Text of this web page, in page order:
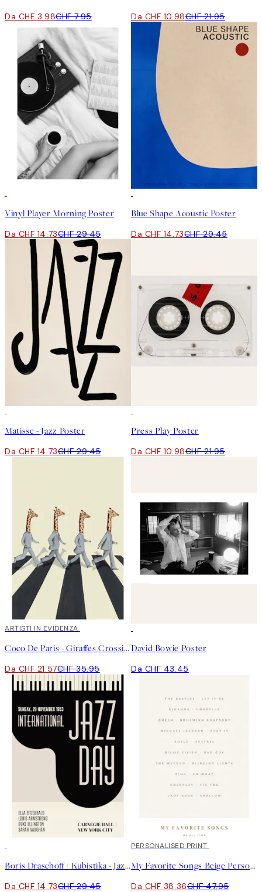
Da CHF 3.98CHF 7.95 Da CHF 10.98CHF 21.95
Vinyl Player Morning Poster
Da CHF 14.73CHF 29.45
Blue Shape Acoustic Poster
Da CHF 14.73CHF 29.45
Matisse - Jazz Poster
Da CHF 14.73CHF 29.45
Press Play Poster
Da CHF 10.98CHF 21.95
40%*
ARTISTI IN EVIDENZA
Coco De Paris - Giraffes Crossing the Road Poster
Da CHF 21.57CHF 35.95
David Bowie Poster
Da CHF 43.45
Boris Draschoff / Kubistika - Jazzy Days No2 Poster
Da CHF 14.73CHF 29.45
20%*
PERSONALISED PRINT
My Favorite Songs Beige Personal Poster
Da CHF 38.36CHF 47.95